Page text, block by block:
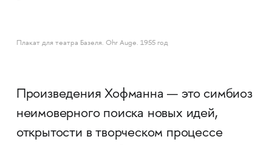
Плакат для театра Базеля. Ohr Auge. 1955 год
Произведения Хофманна — это симбиоз
неимоверного поиска новых идей,
открытости в творческом процессе